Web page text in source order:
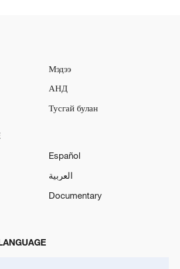
Мэдээ
АНД
Тусгай булан
Español
العربية
Documentary